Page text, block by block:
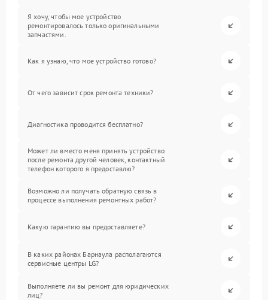
Я хочу, чтобы мое устройство
ремонтировалось только оригинальными
запчастями.
Как я узнаю, что мое устройство готово?
От чего зависит срок ремонта техники?
Диагностика проводится бесплатно?
Может ли вместо меня принять устройство
после ремонта другой человек, контактный
телефон которого я предоставлю?
Возможно ли получать обратную связь в
процессе выполнения ремонтных работ?
Какую гарантию вы предоставляете?
В каких районах Барнаула располагаются
сервисные центры LG?
Выполняете ли вы ремонт для юридических
лиц?